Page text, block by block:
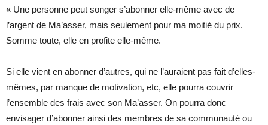
« Une personne peut songer s’abonner elle-même avec de
l’argent de Ma’asser, mais seulement pour ma moitié du prix.
Somme toute, elle en profite elle-même.
Si elle vient en abonner d’autres, qui ne l’auraient pas fait d’elles-
mêmes, par manque de motivation, etc, elle pourra couvrir
l’ensemble des frais avec son Ma’asser. On pourra donc
envisager d’abonner ainsi des membres de sa communauté ou